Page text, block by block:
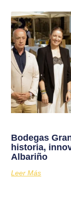
Bodegas
historia,
Albariño
Leer Más